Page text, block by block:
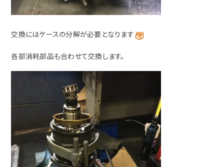
交換にはケースの分解が必要となります
各部消耗部品も合わせて交換します。